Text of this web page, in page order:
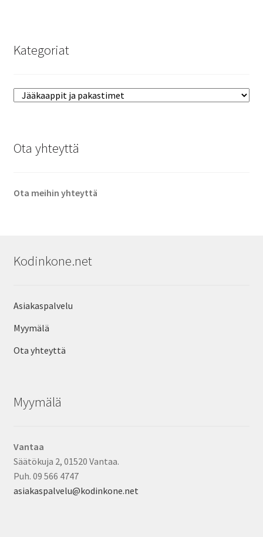
Kategoriat
Ota yhteyttä
Ota meihin yhteyttä
Kodinkone.net
Asiakaspalvelu
Myymälä
Ota yhteyttä
Myymälä
Vantaa
Säätökuja 2, 01520 Vantaa.
Puh. 09 566 4747
asiakaspalvelu@kodinkone.net